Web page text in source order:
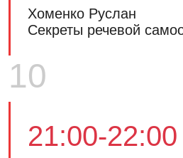
Хоменко Руслан
Секреты речевой
21:00-22:00
10